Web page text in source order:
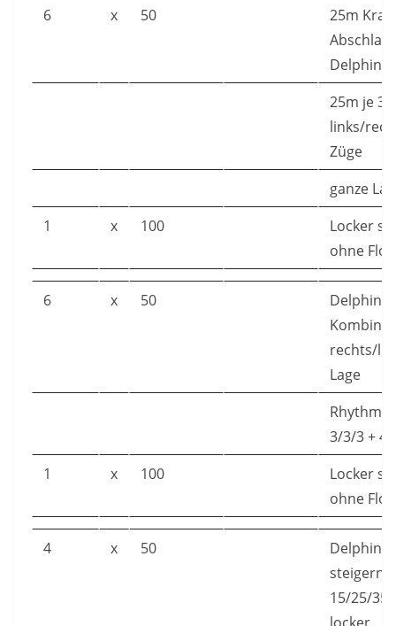
6 x 50
25m
Abschlag
Delphin-
25m je 3
links/
Züge
ganze
1
x 100
Locker
ohne
6 x 50
Delphin-
rechts/
Lage
3/3/3 +
1
x 100
Locker
ohne
4 x 50
Delphin
steigern
15/25/35/
locker